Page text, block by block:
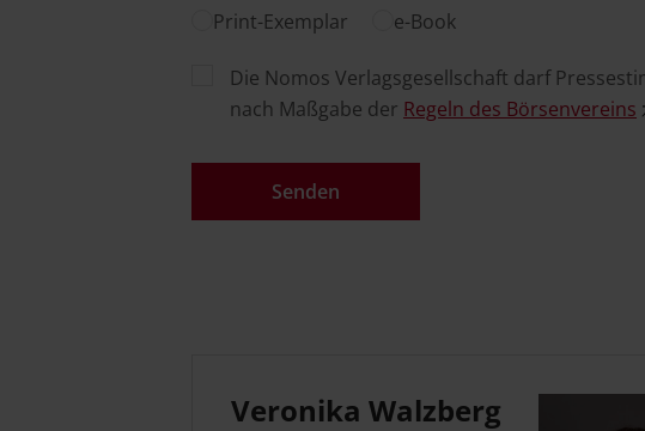
Print-Exemplar e-Book
Die Nomos Verlagsgesellschaft darf
nach Maßgabe der Regeln des Börsenvereins
Veronika Walzberg